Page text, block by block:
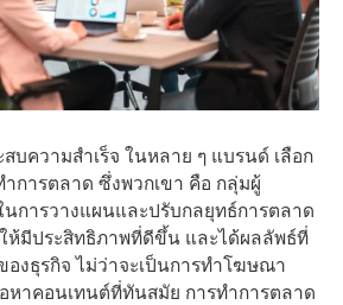
บความสำเร็จ ในหลาย ๆ แบรนด์ เลือก
การตลาด ซึ่งพวกเขา คือ กลุ่มผู้
การวางแผนและปรับกลยุทธ์การตลาด
ห้มีประสิทธิภาพที่ดีขึ้น และได้ผลลัพธ์ที่
องธุรกิจ ไม่ว่าจะเป็นการทำโฆษณา
หาคอนเทนต์ที่ทันสมัย การทำการตลาด